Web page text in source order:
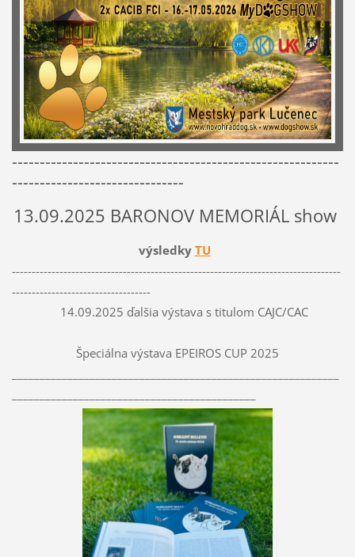
-----------------------------------------------------------
-------------------------------
13.09.2025 BARONOV MEMORIÁL show
výsledky TU
-----------------------------------------------------------------------------------
-----------------------------------
14.09.2025 ďalšia výstava s titulom CAJC/CAC
Špeciálna výstava EPEIROS CUP 2025